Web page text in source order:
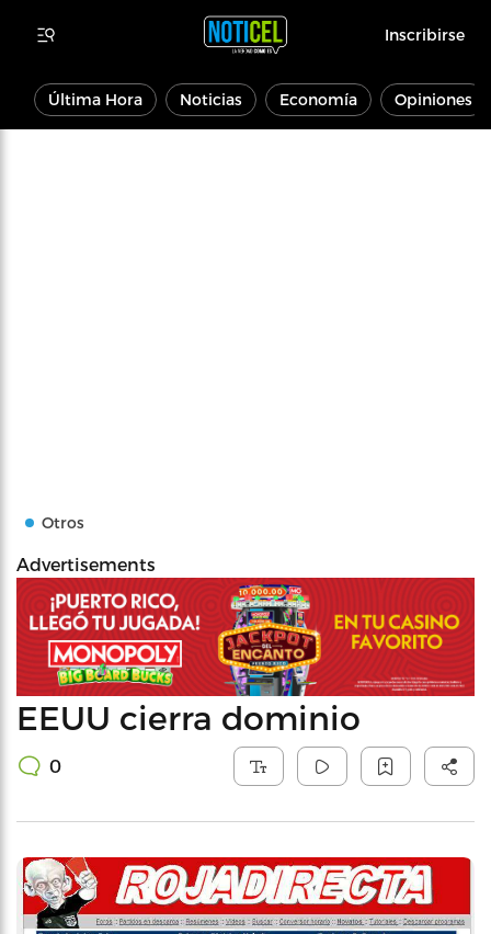
Inscribirse
Última Hora Noticias Economía Opiniones
Otros
Advertisements
EEUU cierra dominio
0